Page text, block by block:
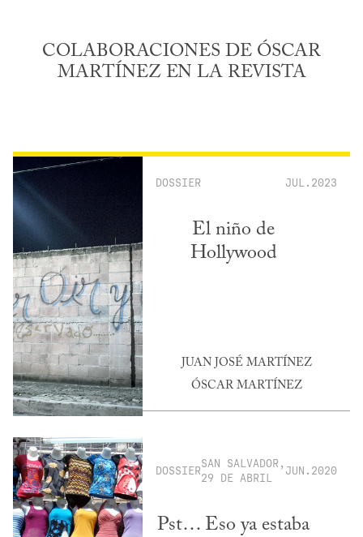
COLABORACIONES DE ÓSCAR
MARTÍNEZ EN LA REVISTA
DOSSIER JUL.2023
El niño de
Hollywood
JUAN JOSÉ MARTÍNEZ
ÓSCAR MARTÍNEZ
DOSSIERSAN SALVADOR,
29 DE ABRIL
JUN.2020
Pst… Eso ya estaba